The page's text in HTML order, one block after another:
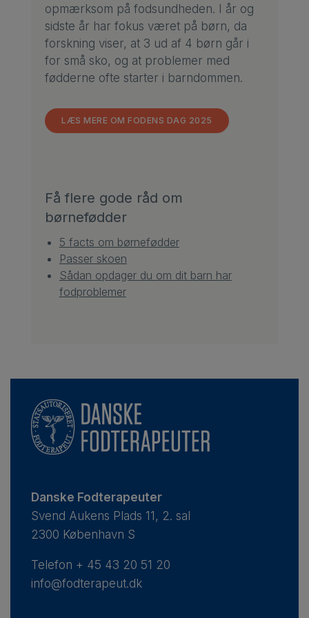
opmærksom på fodsundheden. I år og
sidste år har fokus været på børn, da
forskning viser, at 3 ud af 4 børn går i
for små sko, og at problemer med
fødderne ofte starter i barndommen.
LÆS MERE OM FODENS DAG 2025
Få flere gode råd om
børnefødder
5 facts om børnefødder
Passer skoen
Sådan opdager du om dit barn har
fodproblemer
Danske Fodterapeuter
Svend Aukens Plads 11, 2. sal
2300 København S
Telefon + 45 43 20 51 20
info@fodterapeut.dk